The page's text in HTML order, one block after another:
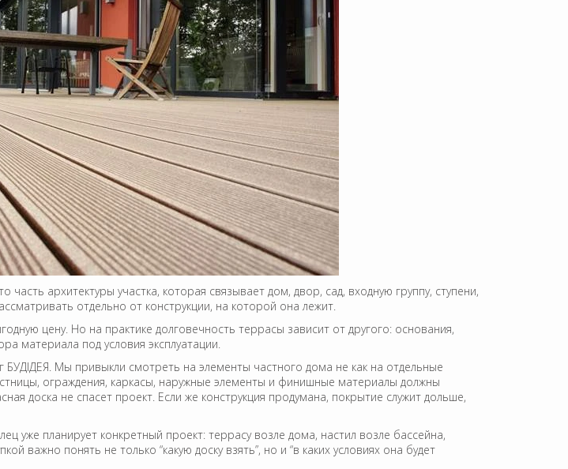
архитектуры участка, которая связывает дом, двор, сад, входную группу, ступени,
отдельно от конструкции, на которой она лежит.
цену. Но на практике долговечность террасы зависит от другого: основания,
материала под условия эксплуатации.
Мы привыкли смотреть на элементы частного дома не как на отдельные
ограждения, каркасы, наружные элементы и финишные материалы должны
доска не спасет проект. Если же конструкция продумана, покрытие служит дольше,
уже планирует конкретный проект: террасу возле дома, настил возле бассейна,
важно понять не только “какую доску взять”, но и “в каких условиях она будет